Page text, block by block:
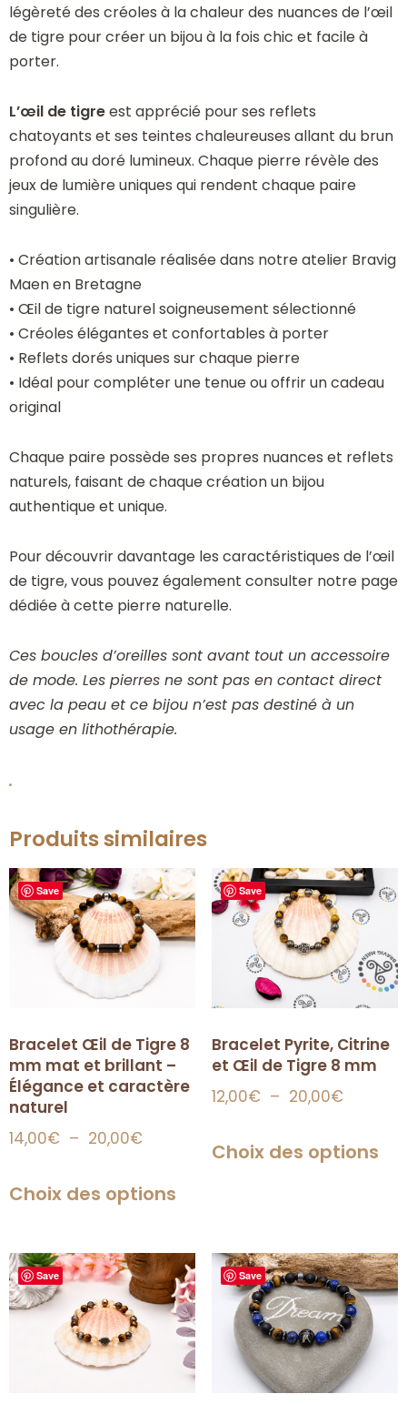
légèreté des créoles à la chaleur des nuances de l’œil
de tigre pour créer un bijou à la fois chic et facile à
porter.
L’œil de tigreest apprécié pour ses reflets
chatoyants et ses teintes chaleureuses allant du brun
profond au doré lumineux. Chaque pierre révèle des
jeux de lumière uniques qui rendent chaque paire
singulière.
• Création artisanale réalisée dans notre atelier Bravig
Maen en Bretagne
• Œil de tigre naturel soigneusement sélectionné
• Créoles élégantes et confortables à porter
• Reflets dorés uniques sur chaque pierre
• Idéal pour compléter une tenue ou offrir un cadeau
original
Chaque paire possède ses propres nuances et reflets
naturels, faisant de chaque création un bijou
authentique et unique.
Pour découvrir davantage les caractéristiques de l’œil
de tigre, vous pouvez également consulter notre page
dédiée à cette pierre naturelle.
Ces boucles d’oreilles sont avant tout un accessoire
de mode. Les pierres ne sont pas en contact direct
avec la peau et ce bijou n’est pas destiné à un
usage en lithothérapie.
.
Produits similaires
Save
Bracelet Œil de Tigre 8
mm mat et brillant –
Élégance et caractère
naturel
14,00€ – 20,00€
Choix des options
Save
Bracelet Pyrite, Citrine
et Œil de Tigre 8 mm
12,00€ – 20,00€
Choix des options
Save Save